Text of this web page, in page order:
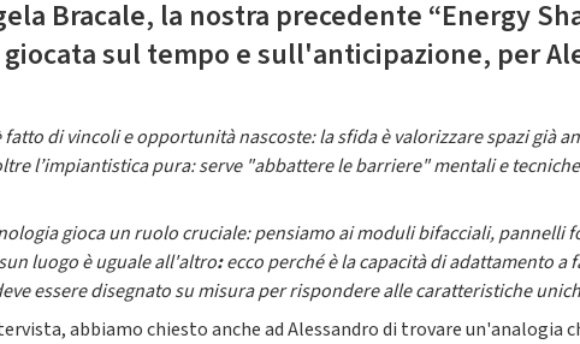
Bracale, la nostra precedente “Energy
sul tempo e sull'anticipazione, per
fatto di vincoli e opportunità nascoste: la sfida è valorizzare spazi già
l’impiantistica pura: serve "abbattere le barriere" mentali e
gioca un ruolo cruciale: pensiamo ai moduli bifacciali,
luogo è uguale all'altro:ecco perché è la capacità di adattamento
essere disegnato su misura per rispondere alle caratteristiche
abbiamo chiesto anche ad Alessandro di trovare un'analogia